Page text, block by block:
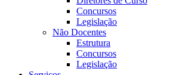
Concursos
Legislação
Não Docentes
Estrutura
Concursos
Legislação